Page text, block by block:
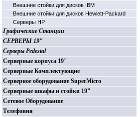
Внешние стойки для дисков IBM
Внешние стойки для дисков Hewlett-Packard
Серверы HP
Графические Станции
СЕРВЕРЫ 19"
Серверы Pedestal
Серверные корпуса 19"
Серверные Комплектующие
Серверное оборудование SuperMicro
Серверные шкафы и стойки 19"
Сетевое Оборудование
Телефония